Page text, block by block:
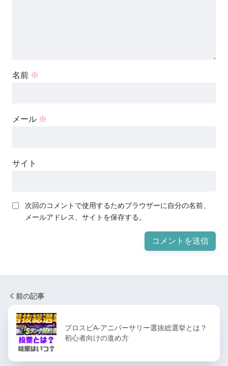
名前 ※
メール ※
サイト
次回のコメントで使用するためブラウザーに自分の名前、
メールアドレス、サイトを保存する。
前の記事
プロスピA-アニバーサリー選抜総選挙とは？
初心者向けの進め方